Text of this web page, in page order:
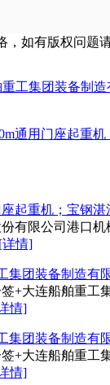
如有版权问题
工集团装备制
通用门座起重
起重机；宝钢湛
份有限公司港口
[详情]
集团装备制造有
+大连船舶重工
情]
集团装备制造有
+大连船舶重工
情]